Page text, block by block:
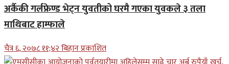
अर्कैकी गर्लफ्रेण्ड भेट्न युवतीको घरमै गएका युवकले ३ तला
माथिबाट हाम्फाले
चैत्र ६, २०७८ ११;४२ बिहान प्रकाशित